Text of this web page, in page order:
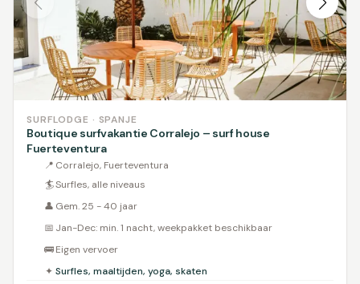
SURFLODGE · SPANJE
Boutique surfvakantie Corralejo – surf house
Fuerteventura
📍 Corralejo, Fuerteventura
🏄Surfles, alle niveaus
👤 Gem. 25 - 40 jaar
📅 Jan-Dec: min. 1 nacht, weekpakket beschikbaar
🚌Eigen vervoer
✦ Surfles, maaltijden, yoga, skaten